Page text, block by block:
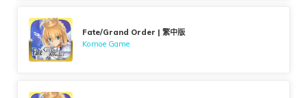
Fate/Grand Order | 繁中版
Komoe Game